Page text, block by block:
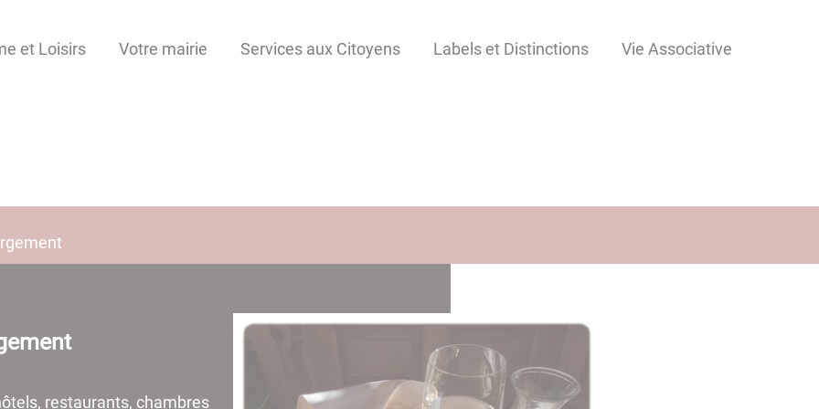
et Loisirs Votre mairie Services aux Citoyens Labels et Distinctions Vie Associative
restaurants, chambres